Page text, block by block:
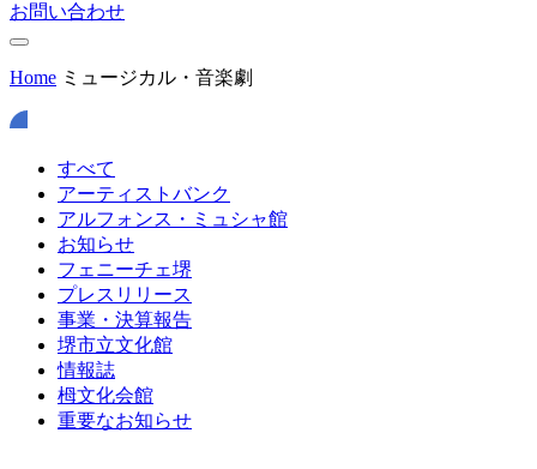
お問い合わせ
Home ミュージカル・音楽劇
すべて
アーティストバンク
アルフォンス・ミュシャ館
お知らせ
フェニーチェ堺
プレスリリース
事業・決算報告
堺市立文化館
情報誌
栂文化会館
重要なお知らせ